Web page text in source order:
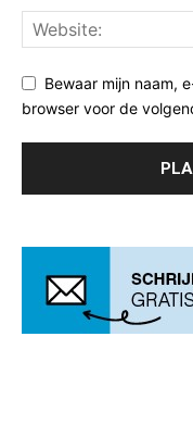
Bewaar mijn naam,
browser voor de